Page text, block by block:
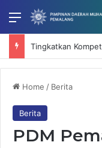
Menu
Home / Berita
Berita
PDM